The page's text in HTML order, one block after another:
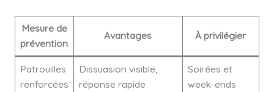
Mesure de
prévention
Avantages À privilégier
Patrouilles
renforcées
Dissuasion visible,
réponse rapide
Soirées et
week-ends